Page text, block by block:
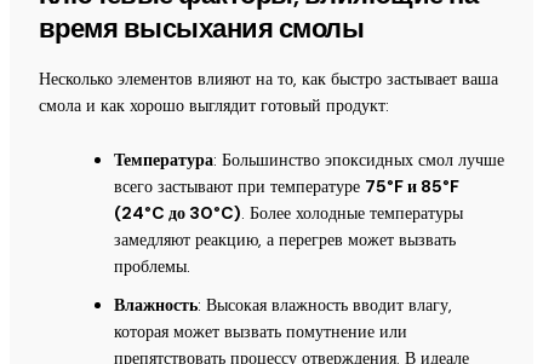
время высыхания смолы
Несколько элементов влияют на то, как быстро застывает ваша
смола и как хорошо выглядит готовый продукт:
Температура: Большинство эпоксидных смол лучше
всего застывают при температуре 75°F и 85°F
(24°C до 30°C). Более холодные температуры
замедляют реакцию, а перегрев может вызвать
проблемы.
Влажность: Высокая влажность вводит влагу,
которая может вызвать помутнение или
препятствовать процессу отверждения. В идеале